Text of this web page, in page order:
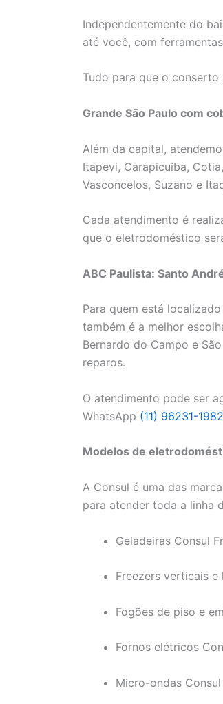
Independentemente do
até você, com
Tudo para que o
Grande São Paulo com
Além da capital,
Itapevi, Carapicuíba,
Vasconcelos, Suzano e
Cada atendimento é
que o eletrodoméstico
ABC Paulista: Santo
Para quem está
também é a melhor
Bernardo do Campo e
reparos.
O atendimento pode ser
WhatsApp (11) 96231-1982
Modelos de
A Consul é uma das
para atender toda a linha
Geladeiras Consul
Freezers verticais e
Fogões de piso e
Fornos elétricos
Micro-ondas